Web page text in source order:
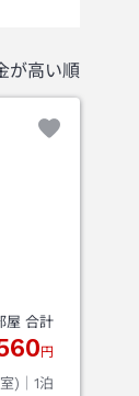
が高い順
屋 合計
円
)｜ 1泊